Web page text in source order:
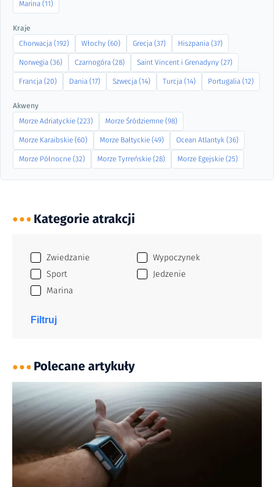
Marina (11)
Kraje
Chorwacja (192)
Włochy (60) Grecja (37) Hiszpania (37)
Norwegia (36) Czarnogóra (28) Saint Vincent i Grenadyny (27)
Francja (20) Dania (17) Szwecja (14) Turcja (14) Portugalia (12)
Akweny
Morze Adriatyckie (223)
Morze Śródziemne (98)
Morze Karaibskie (60) Morze Bałtyckie (49) Ocean Atlantyk (36)
Morze Północne (32) Morze Tyrreńskie (28) Morze Egejskie (25)
Kategorie atrakcji
Zwiedzanie
Sport
Wypoczynek
Jedzenie
Marina
Filtruj
Polecane artykuły